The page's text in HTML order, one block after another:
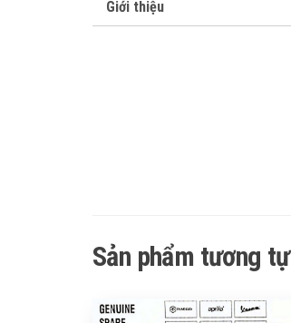
Giới thiệu
Sản phẩm tương tự